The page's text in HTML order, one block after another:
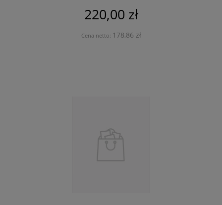
220,00 zł
Cena netto: 178,86 zł